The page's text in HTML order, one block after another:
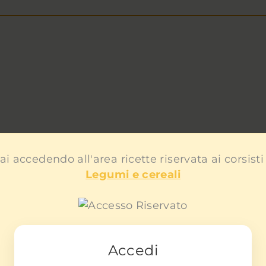
accedendo all'area ricette riservata ai
Legumi e cereali
Accedi